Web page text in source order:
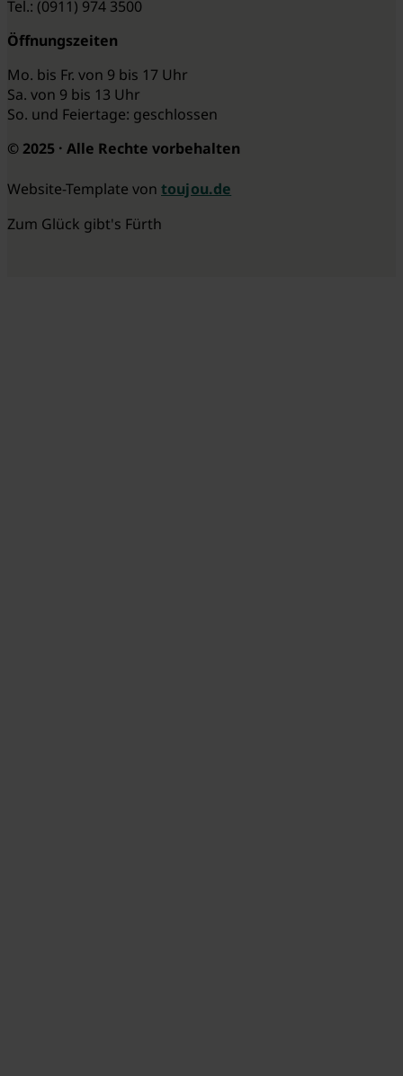
Tel.: (0911) 974 3500
Öffnungszeiten
Mo. bis Fr. von 9 bis 17 Uhr
Sa. von 9 bis 13 Uhr
So. und Feiertage: geschlossen
© 2025 · Alle Rechte vorbehalten
Website-Template von toujou.de
Zum Glück gibt's Fürth